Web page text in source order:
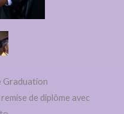
Graduation
de diplôme avec